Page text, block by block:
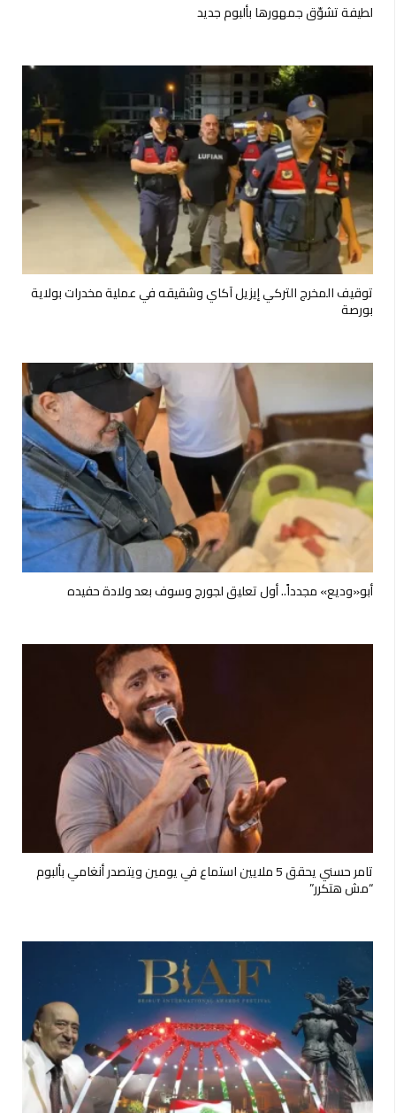
لطيفة تشوّق جمهورها بألبوم جديد
توقيف المخرج التركي إيزيل آكاي وشقيقه في عملية مخدرات بولاية
بورصة
أبو«وديع» مجدداً.. أول تعليق لجورج وسوف بعد ولادة حفيده
تامر حسني يحقق 5 ملايين استماع في يومين ويتصدر أنغامي بألبوم
“مش هتكرر”